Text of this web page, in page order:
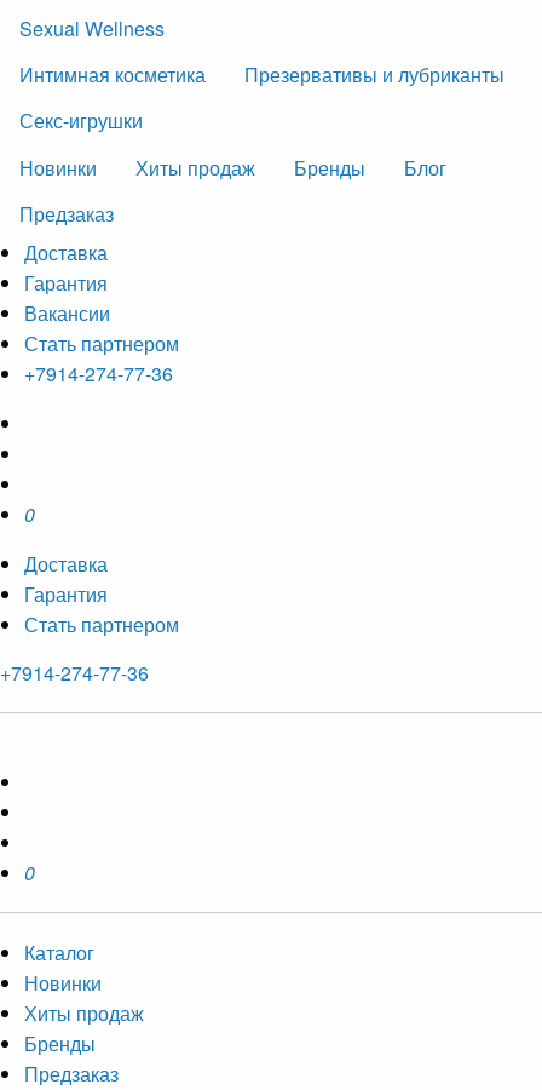
Sexual Wellness
Интимная косметика
Презервативы и лубриканты
Секс-игрушки
Новинки
Хиты продаж Бренды
Блог
Предзаказ
Доставка
Гарантия
Вакансии
Стать партнером
+7914-274-77-36
0
Доставка
Гарантия
Стать партнером
+7914-274-77-36
0
Каталог
Новинки
Хиты продаж
Бренды
Предзаказ